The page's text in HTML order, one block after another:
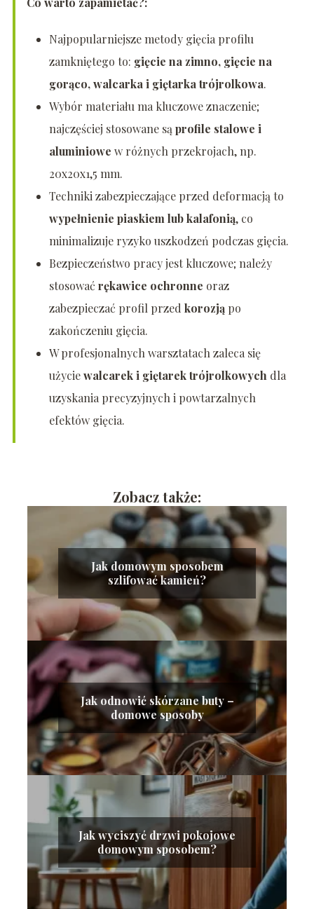
Najpopularniejsze metody gięcia profilu
zamkniętego to: gięcie na zimno, gięcie na
gorąco, walcarka i giętarka trójrolkowa.
Wybór materiału ma kluczowe znaczenie;
najczęściej stosowane sąprofile stalowe i
aluminiowe w różnych przekrojach, np.
20x20x1,5 mm.
Techniki zabezpieczające przed deformacją to
wypełnienie piaskiem lub kalafonią, co
minimalizuje ryzyko uszkodzeń podczas gięcia.
Bezpieczeństwo pracy jest kluczowe; należy
stosować rękawice ochronne oraz
zabezpieczać profil przed korozjąpo
zakończeniu gięcia.
W profesjonalnych warsztatach zaleca się
użyciewalcarek i giętarek trójrolkowychdla
uzyskania precyzyjnych i powtarzalnych
efektów gięcia.
Zobacz także:
Jak domowym sposobem
szlifować kamień?
Jak odnowić skórzane buty –
domowe sposoby
Jak wyciszyć drzwi pokojowe
domowym sposobem?